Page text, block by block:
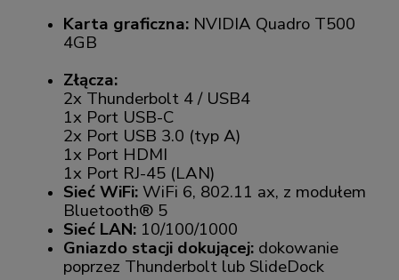
Karta graficzna: NVIDIA Quadro T500
4GB
Złącza:
2x Thunderbolt 4 / USB4
1x Port USB-C
2x Port USB 3.0 (typ A)
1x Port HDMI
1x Port RJ-45 (LAN)
Sieć WiFi:WiFi 6, 802.11 ax, z modułem
Bluetooth® 5
Sieć LAN: 10/100/1000
Gniazdo stacji dokującej: dokowanie
poprzez Thunderbolt lub SlideDock